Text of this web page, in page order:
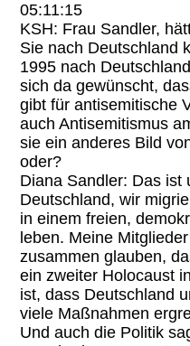
05:11:15
KSH: Frau Sandler,
Sie nach Deutschland
1995 nach
sich da gewünscht,
gibt für antisemitische
auch Antisemitismus
sie ein anderes Bild
oder?
Diana Sandler: Das ist
Deutschland, wir
in einem freien,
leben. Meine
zusammen glauben,
ein zweiter Holocaust
ist, dass Deutschland
viele Maßnahmen
Und auch die Politik